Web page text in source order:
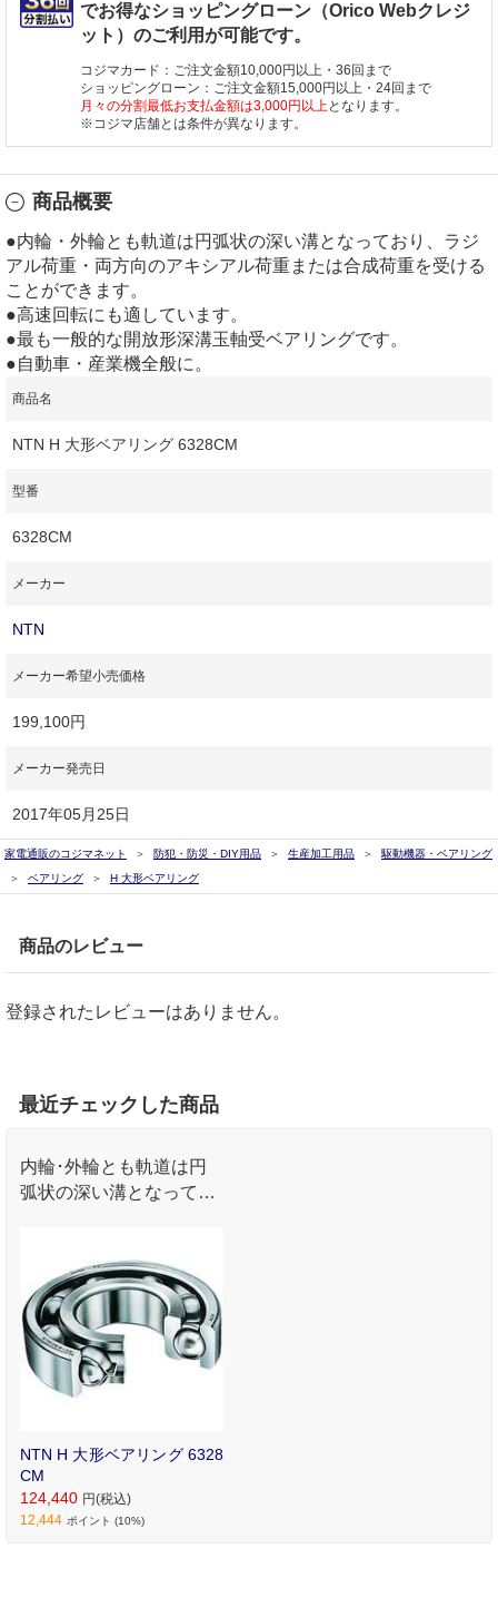
でお得なショッピングローン（Orico Webクレジ
ット）のご利用が可能です。
コジマカード：ご注文金額10,000円以上・36回まで
ショッピングローン：ご注文金額15,000円以上・24回まで
月々の分割最低お支払金額は3,000円以上となります。
※コジマ店舗とは条件が異なります。
商品概要
●内輪・外輪とも軌道は円弧状の深い溝となっており、ラジ
アル荷重・両方向のアキシアル荷重または合成荷重を受ける
ことができます。
●高速回転にも適しています。
●最も一般的な開放形深溝玉軸受ベアリングです。
●自動車・産業機全般に。
商品名
NTN H 大形ベアリング 6328CM
型番
6328CM
メーカー
NTN
メーカー希望小売価格
199,100円
メーカー発売日
2017年05月25日
家電通販のコジマネット 防犯・防災・DIY用品 生産加工用品
駆動機器・ベアリング
ベアリング
H 大形ベアリング
商品のレビュー
登録されたレビューはありません。
最近チェックした商品
内輪･外輪とも軌道は円
弧状の深い溝となってお
合成荷重を受けることが
できます｡
NTN H 大形ベアリング 6328
CM
124,440 円(税込)
12,444 ポイント (10%)